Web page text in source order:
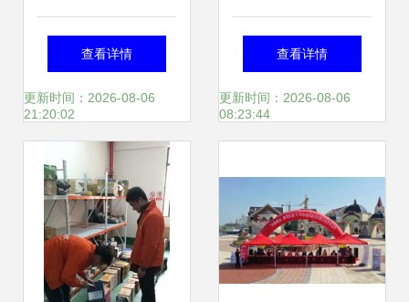
大米第一个专有"芯
片"，盐城全线推广
服务体系成形
查看详情
更新时间：2026-08-06
21:20:02
指南 与市民共奏城
市生长旋律
查看详情
更新时间：2026-08-06
08:23:44